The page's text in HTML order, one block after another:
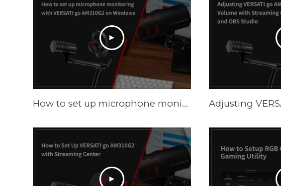
How to set up microphone monitoring with VERSATI go AM310G2 on Windows